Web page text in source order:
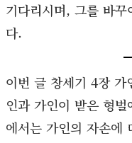
기다리시며, 그를 바
다.
이번 글 창세기 4장
인과 가인이 받은 형
에서는 가인의 자손에